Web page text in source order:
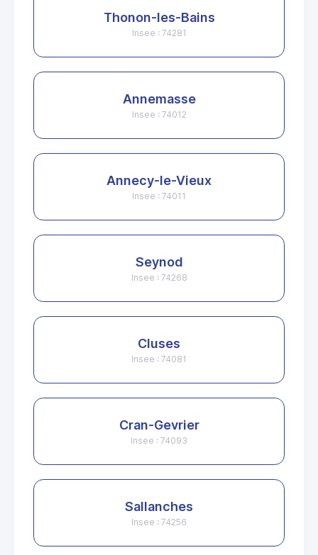
Thonon-les-Bains
Insee : 74281
Annemasse
Insee : 74012
Annecy-le-Vieux
Insee : 74011
Seynod
Insee : 74268
Cluses
Insee : 74081
Cran-Gevrier
Insee : 74093
Sallanches
Insee : 74256